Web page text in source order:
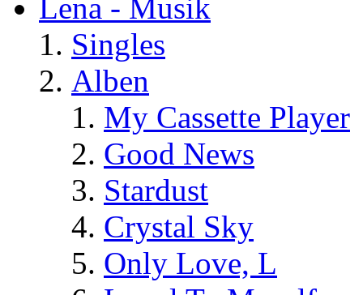
Lena - Musik
Singles
Alben
My Cassette Player
Good News
Stardust
Crystal Sky
Only Love, L